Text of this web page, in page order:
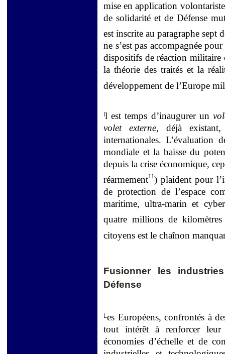
mise en application
de solidarité et de Défense
est inscrite au paragraphe
ne s’est pas accompagnée
dispositifs de réaction
la théorie des traités et la
développement de l’Europe
Il est temps d’inaugurer un
volet externe, déjà
internationales. L’évaluation
mondiale et la baisse du
depuis la crise économique,
réarmement11) plaident pour
de protection de l’espace
maritime, ultra-marin et
quatre millions de kilomètres
citoyens est le chaînon
Fusionner les
Défense
Les Européens, confrontés à
tout intérêt à renforcer leur
économies d’échelle et de